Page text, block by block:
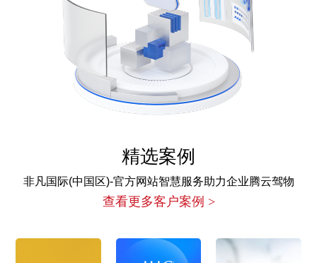
精选案例
非凡国际(中国区)-官方网站智慧服务助力企业腾云驾物
查看更多客户案例 >